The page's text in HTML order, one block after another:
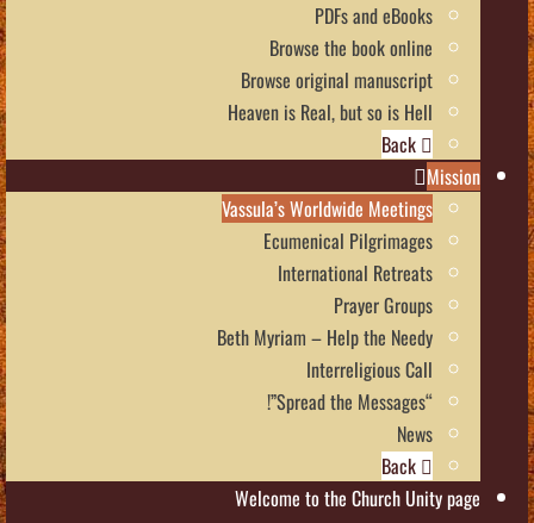
PDFs and eBooks
Browse the book online
Browse original manuscript
Heaven is Real, but so is Hell
Mission
Vassula’s Worldwide Meetings
Ecumenical Pilgrimages
International Retreats
Prayer Groups
Beth Myriam – Help the Needy
Interreligious Call
“Spread the Messages”!
News
Welcome to the Church Unity page